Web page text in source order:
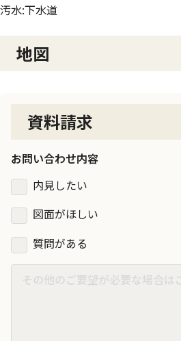
汚水:下水道
地図
資料請求
お問い合わせ内容
内見したい
図面がほしい
質問がある